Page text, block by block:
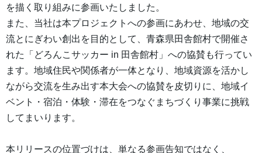
を描く取り組みに参画いたしました。
また、当社は本プロジェクトへの参画にあわせ、地域の交
流とにぎわい創出を目的として、青森県田舎館村で開催さ
れた「どろんこサッカー in 田舎館村」への協賛も行ってい
ます。地域住民や関係者が一体となり、地域資源を活かし
ながら交流を生み出す本大会への協賛を皮切りに、地域イ
ベント・宿泊・体験・滞在をつなぐまちづくり事業に挑戦
してまいります。
本リリースの位置づけは、単なる参画告知ではなく、